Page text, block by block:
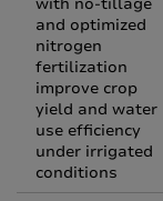
and optimized
nitrogen
fertilization
improve crop
yield and water
use efficiency
under irrigated
conditions